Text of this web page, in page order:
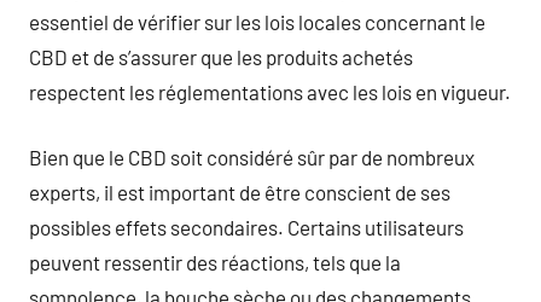
essentiel de vérifier sur les lois locales concernant le
CBD et de s’assurer que les produits achetés
respectent les réglementations avec les lois en vigueur.
Bien que le CBD soit considéré sûr par de nombreux
experts, il est important de être conscient de ses
possibles effets secondaires. Certains utilisateurs
peuvent ressentir des réactions, tels que la
somnolence, la bouche sèche ou des changements